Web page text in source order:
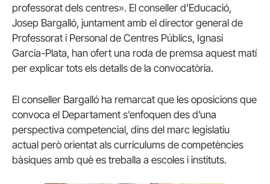
professorat dels centres». El conseller d’Educació,
Josep Bargalló, juntament amb el director general de
Professorat i Personal de Centres Públics, Ignasi
Garcia-Plata, han ofert una roda de premsa aquest matí
per explicar tots els detalls de la convocatòria.
El conseller Bargalló ha remarcat que les oposicions que
convoca el Departament s’enfoquen des d’una
perspectiva competencial, dins del marc legislatiu
actual però orientat als currículums de competències
bàsiques amb què es treballa a escoles i instituts.